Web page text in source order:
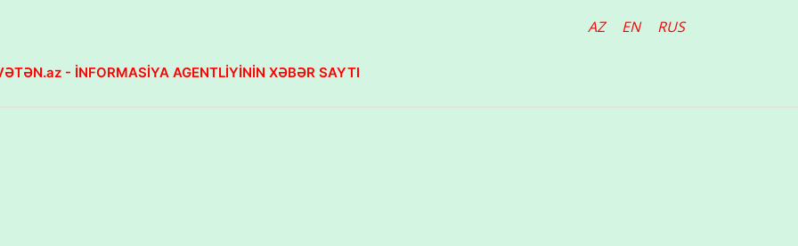
AZ EN RUS
- İNFORMASİYA AGENTLİYİNİN XƏBƏR SAYTI